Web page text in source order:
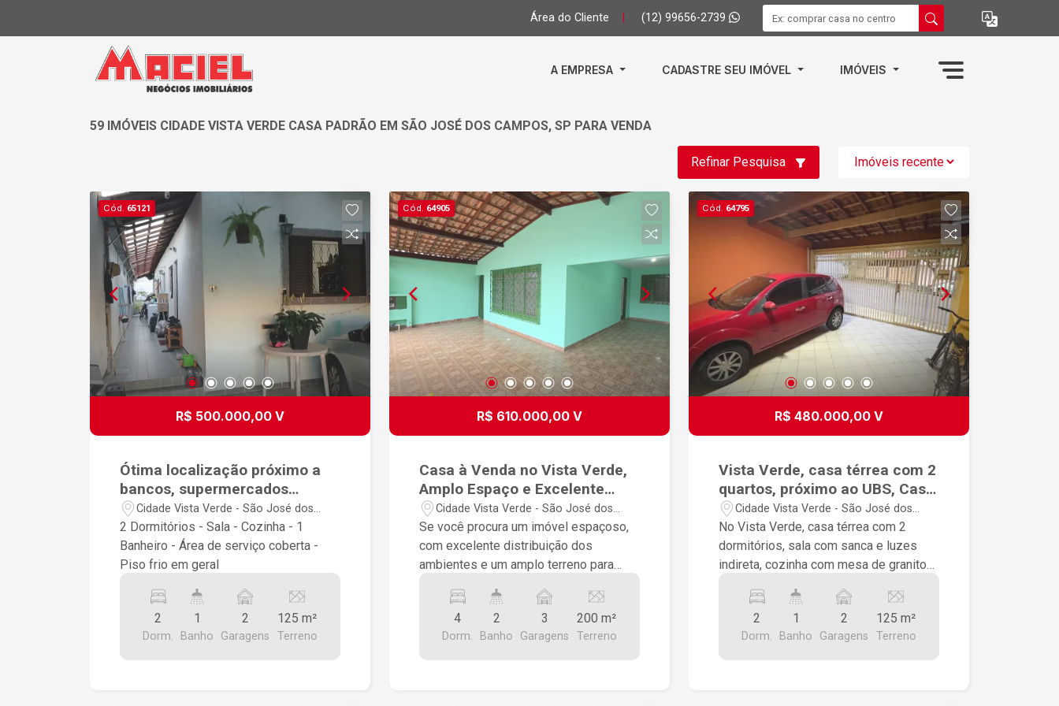
Área do Cliente (12) 99656-2739
A EMPRESA CADASTRE SEU IMÓVEL IMÓVEIS
59 IMÓVEIS CIDADE VISTA VERDE CASA PADRÃO EM SÃO JOSÉ DOS CAMPOS, SP PARA VENDA
Refinar Pesquisa
Cód. 65121
R$ 500.000,00 V
Ótima localização próximo a
bancos, supermercados
,escolas ,padaria
Cidade Vista Verde - São José dos
Campos/SP
2 Dormitórios - Sala - Cozinha - 1
Banheiro - Área de serviço coberta -
Piso frio em geral
2
Dorm.
1
Banho
2
Garagens
125 m²
Terreno
Cód. 64905
R$ 610.000,00 V
Casa à Venda no Vista Verde,
Amplo Espaço e Excelente
Potencial para sua Família
Cidade Vista Verde - São José dos
Campos/SP
Se você procura um imóvel espaçoso,
com excelente distribuição dos
ambientes e um amplo terreno para
no Vista Verde é uma excelente
oportunidade. Confira os principais
diferenciais: - Terreno com 200 m² - 4
4
Dorm.
2
Banho
3
Garagens
200 m²
Terreno
Cód. 64795
R$ 480.000,00 V
Vista Verde, casa térrea com 2
quartos, próximo ao UBS, Casa
do Idoso etc...
Cidade Vista Verde - São José dos
Campos/SP
No Vista Verde, casa térrea com 2
dormitórios, sala com sanca e luzes
indireta, cozinha com mesa de granito
com Blindex, garagem coberta com 2
vagas, portão automatizado
Documentação toda em dia em caso de
2
Dorm.
1
Banho
2
Garagens
125 m²
Terreno